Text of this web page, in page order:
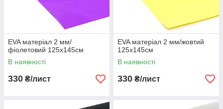
EVA матеріал 2 мм/
фіолетовий 125х145см
В наявності
330 ₴/лист
EVA матеріал 2 мм/жовтий
125х145см
В наявності
330 ₴/лист